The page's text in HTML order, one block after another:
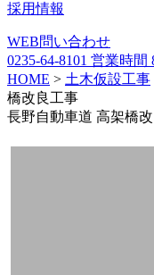
採用情報
WEB問い合わせ
0235-64-8101 営業時間
HOME > 土木仮設工事
橋改良工事
長野自動車道 高架橋